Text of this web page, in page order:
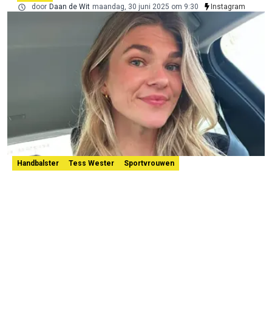
door Daan de Wit maandag, 30 juni 2025 om 9:30 Instagram
Handbalster Tess Wester Sportvrouwen